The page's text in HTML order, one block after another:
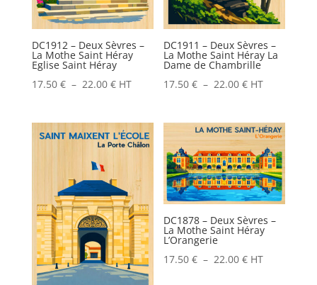
DC1912 – Deux Sèvres –
La Mothe Saint Héray
Eglise Saint Héray
17.50 € – 22.00 €Plage
prix :
17.50 €
22.00 €
HT
DC1911 – Deux Sèvres –
La Mothe Saint Héray La
Dame de Chambrille
17.50€ – 22.00€Plage
prix :
17.50 €
à
22.00 €
HT
DC1878 – Deux Sèvres –
La Mothe Saint Héray
L’Orangerie
17.50€ – 22.00€Plage
HT